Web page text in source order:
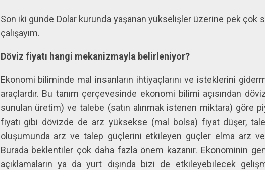
Son iki günde Dolar kurunda yaşanan yükselişler üzerine pek çok
çalışayım.
Döviz fiyatı hangi mekanizmayla belirleniyor?
Ekonomi biliminde mal insanların ihtiyaçlarını ve isteklerini
araçlardır. Bu tanım çerçevesinde ekonomi bilimi açısından
sunulan üretim) ve talebe (satın alınmak istenen miktara) göre
fiyatı gibi dövizde de arz yüksekse (mal bolsa) fiyat düşer,
oluşumunda arz ve talep güçlerini etkileyen güçler elma arz
Burada beklentiler çok daha fazla önem kazanır. Ekonominin
açıklamaların ya da yurt dışında bizi de etkileyebilecek